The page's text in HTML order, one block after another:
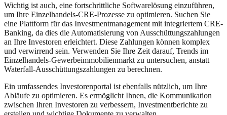
Wichtig ist auch, eine fortschrittliche Softwarelösung einzuführen,
um Ihre Einzelhandels-CRE-Prozesse zu optimieren. Suchen Sie
eine Plattform für das Investmentmanagement mit integriertem CRE-
Banking, da dies die Automatisierung von Ausschüttungszahlungen
an Ihre Investoren erleichtert. Diese Zahlungen können komplex
und verwirrend sein. Verwenden Sie Ihre Zeit darauf, Trends im
Einzelhandels-Gewerbeimmobilienmarkt zu untersuchen, anstatt
Waterfall-Ausschüttungszahlungen zu berechnen.
Ein umfassendes Investorenportal ist ebenfalls nützlich, um Ihre
Abläufe zu optimieren. Es ermöglicht Ihnen, die Kommunikation
zwischen Ihren Investoren zu verbessern, Investmentberichte zu